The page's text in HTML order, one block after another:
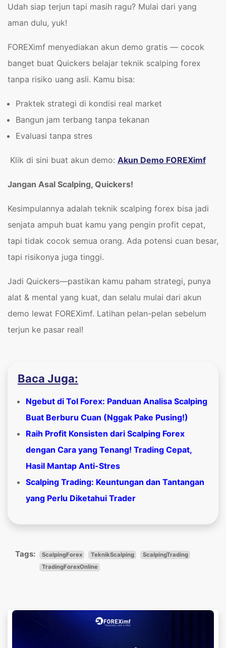
Udah siap terjun tapi masih ragu? Mulai dari yang
aman dulu, yuk!
FOREXimf menyediakan akun demo gratis — cocok
banget buat Quickers belajar teknik scalping forex
tanpa risiko uang asli. Kamu bisa:
Praktek strategi di kondisi real market
Bangun jam terbang tanpa tekanan
Evaluasi tanpa stres
Klik di sini buat akun demo: Akun Demo FOREXimf
Jangan Asal Scalping, Quickers!
Kesimpulannya adalah teknik scalping forex bisa jadi
senjata ampuh buat kamu yang pengin profit cepat,
tapi tidak cocok semua orang. Ada potensi cuan besar,
tapi risikonya juga tinggi.
Jadi Quickers—pastikan kamu paham strategi, punya
alat & mental yang kuat, dan selalu mulai dari akun
demo lewat FOREXimf. Latihan pelan-pelan sebelum
terjun ke pasar real!
Baca Juga:
Ngebut di Tol Forex: Panduan Analisa Scalping
Buat Berburu Cuan (Nggak Pake Pusing!)
Raih Profit Konsisten dari Scalping Forex
dengan Cara yang Tenang! Trading Cepat,
Hasil Mantap Anti-Stres
Scalping Trading: Keuntungan dan Tantangan
yang Perlu Diketahui Trader
Tags: ScalpingForex TeknikScalping
ScalpingTrading
TradingForexOnline